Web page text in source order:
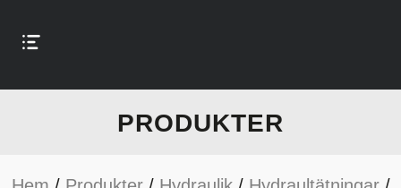
PRODUKTER